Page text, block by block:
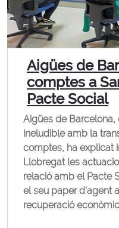
Aigües de
comptes a
Pacte Social
Aigües de
ineludible amb la
comptes, ha explicat
Llobregat les
relació amb el Pacte
el seu paper d’agent
recuperació